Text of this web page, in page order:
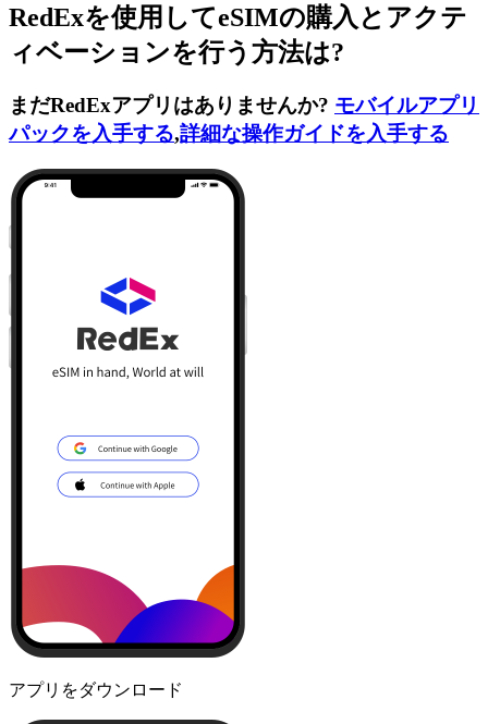
RedExを使用してeSIMの購入とアクテ
ィベーションを行う方法は?
まだRedExアプリはありませんか? モバイルアプリ
パックを入手する,詳細な操作ガイドを入手する
アプリをダウンロード